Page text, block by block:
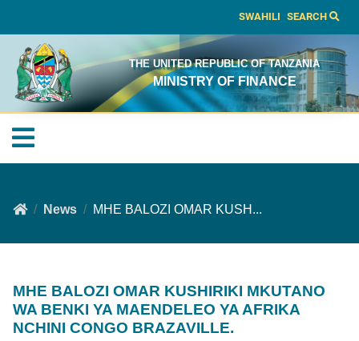
SWAHILI SEARCH
THE UNITED REPUBLIC OF TANZANIA
MINISTRY OF FINANCE
News MHE BALOZI OMAR KUSH...
MHE BALOZI OMAR KUSHIRIKI MKUTANO
WA BENKI YA MAENDELEO YA AFRIKA
NCHINI CONGO BRAZAVILLE.